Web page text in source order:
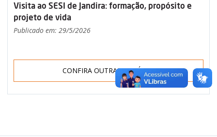
Visita ao SESI de Jandira: formação, propósito e
projeto de vida
Publicado em: 29/5/2026
CONFIRA OUTRAS NOTÍCIAS